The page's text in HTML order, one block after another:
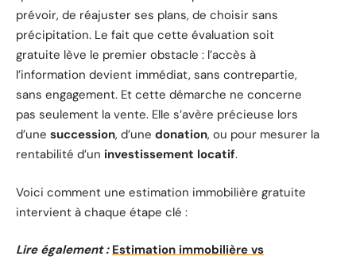
prévoir, de réajuster ses plans, de choisir sans
précipitation. Le fait que cette évaluation soit
gratuite lève le premier obstacle : l’accès à
l’information devient immédiat, sans contrepartie,
sans engagement. Et cette démarche ne concerne
pas seulement la vente. Elle s’avère précieuse lors
d’une succession, d’une donation, ou pour mesurer la
rentabilité d’un investissement locatif.
Voici comment une estimation immobilière gratuite
intervient à chaque étape clé :
Lire également : Estimation immobilière vs